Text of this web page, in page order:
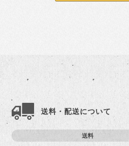
送料・配送について
送料